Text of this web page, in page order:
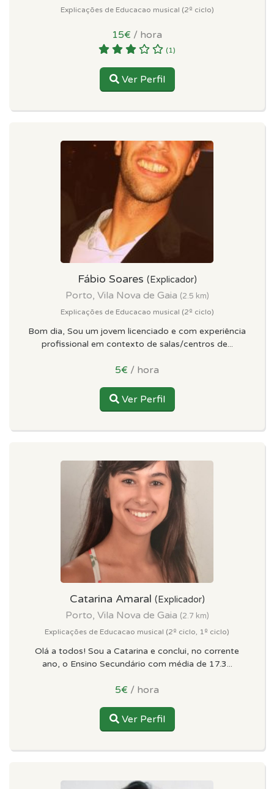
Explicações de Educacao musical (2º ciclo)
15€ / hora
(1)
Ver Perfil
Fábio Soares (Explicador)
Porto, Vila Nova de Gaia (2.5 km)
Explicações de Educacao musical (2º ciclo)
Bom dia, Sou um jovem licenciado e com experiência
profissional em contexto de salas/centros de...
5€ / hora
Ver Perfil
Catarina Amaral (Explicador)
Porto, Vila Nova de Gaia (2.7 km)
Explicações de Educacao musical (2º ciclo, 1º ciclo)
Olá a todos! Sou a Catarina e conclui, no corrente
ano, o Ensino Secundário com média de 17.3...
5€ / hora
Ver Perfil